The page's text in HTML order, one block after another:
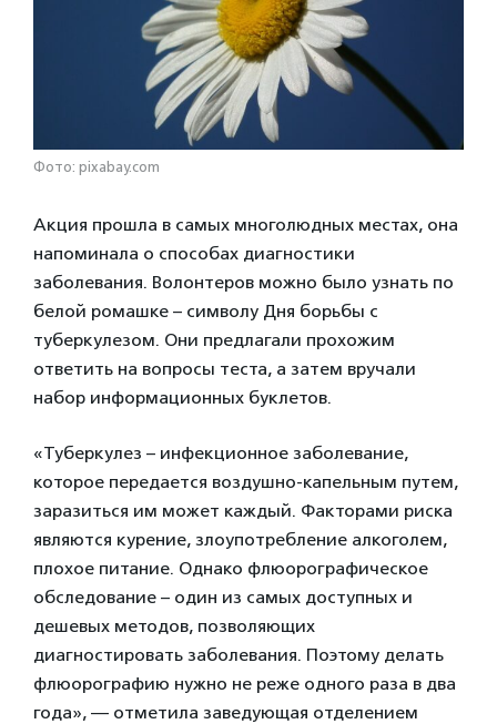
Фото: pixabay.com
Акция прошла в самых многолюдных местах, она
напоминала о способах диагностики
заболевания. Волонтеров можно было узнать по
белой ромашке – символу Дня борьбы с
туберкулезом. Они предлагали прохожим
ответить на вопросы теста, а затем вручали
набор информационных буклетов.
«Туберкулез – инфекционное заболевание,
которое передается воздушно-капельным путем,
заразиться им может каждый. Факторами риска
являются курение, злоупотребление алкоголем,
плохое питание. Однако флюорографическое
обследование – один из самых доступных и
дешевых методов, позволяющих
диагностировать заболевания. Поэтому делать
флюорографию нужно не реже одного раза в два
года», — отметила заведующая отделением